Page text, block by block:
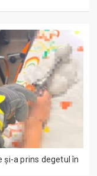
și-a prins degetul în